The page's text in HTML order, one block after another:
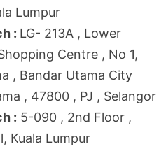
Lumpur
: LG- 213A , Lower
Centre , No 1,
, Bandar Utama City
, 47800 , PJ , Selangor
: 5-090 , 2nd Floor ,
Kuala Lumpur